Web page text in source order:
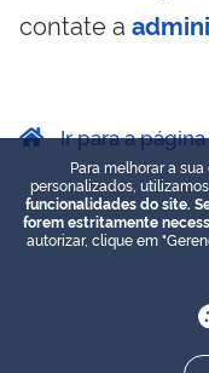
contate a
Ir para a
Para melhorar a
personalizados,
funcionalidades do site.
forem estritamente
autorizar, clique em